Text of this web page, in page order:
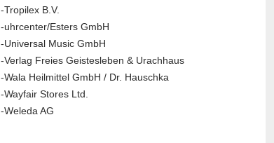
-Tropilex B.V.
-uhrcenter/Esters GmbH
-Universal Music GmbH
-Verlag Freies Geistesleben & Urachhaus
-Wala Heilmittel GmbH / Dr. Hauschka
-Wayfair Stores Ltd.
-Weleda AG